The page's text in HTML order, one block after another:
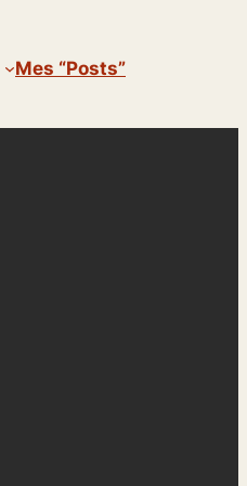
Mes “posts”